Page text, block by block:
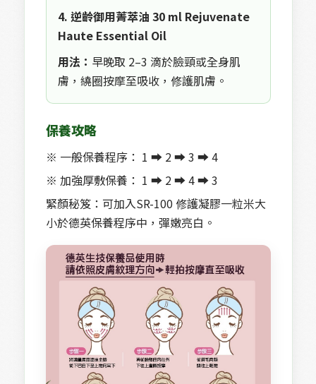
4. 逆齡御用菁萃油 30 ml Rejuvenate
Haute Essential Oil
用法： 早晚取 2–3 滴於臉頸或全身肌
膚，繞圈按摩至吸收，修護肌膚。
保養攻略
※ 一般保養程序： 1 ➡ 2 ➡ 3 ➡ 4
※ 加強厚敷保養： 1 ➡ 2 ➡ 4 ➡ 3
緊顏秘笈：可加入SR-100 修護凝膠一粒米大
小於德英保養程序中，彈嫩亮白。